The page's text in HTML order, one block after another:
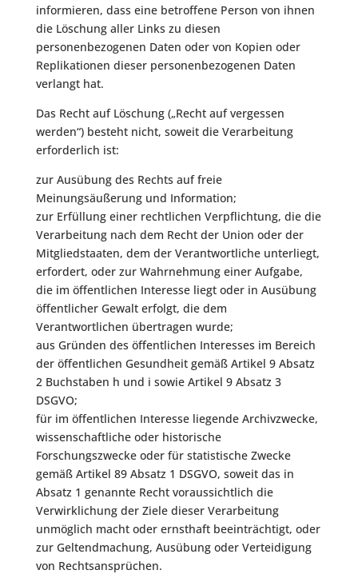
informieren, dass eine betroffene Person von ihnen
die Löschung aller Links zu diesen
personenbezogenen Daten oder von Kopien oder
Replikationen dieser personenbezogenen Daten
verlangt hat.
Das Recht auf Löschung („Recht auf vergessen
werden“) besteht nicht, soweit die Verarbeitung
erforderlich ist:
zur Ausübung des Rechts auf freie
Meinungsäußerung und Information;
zur Erfüllung einer rechtlichen Verpflichtung, die die
Verarbeitung nach dem Recht der Union oder der
Mitgliedstaaten, dem der Verantwortliche unterliegt,
erfordert, oder zur Wahrnehmung einer Aufgabe,
die im öffentlichen Interesse liegt oder in Ausübung
öffentlicher Gewalt erfolgt, die dem
Verantwortlichen übertragen wurde;
aus Gründen des öffentlichen Interesses im Bereich
der öffentlichen Gesundheit gemäß Artikel 9 Absatz
2 Buchstaben h und i sowie Artikel 9 Absatz 3
DSGVO;
für im öffentlichen Interesse liegende Archivzwecke,
wissenschaftliche oder historische
Forschungszwecke oder für statistische Zwecke
gemäß Artikel 89 Absatz 1 DSGVO, soweit das in
Absatz 1 genannte Recht voraussichtlich die
Verwirklichung der Ziele dieser Verarbeitung
unmöglich macht oder ernsthaft beeinträchtigt, oder
zur Geltendmachung, Ausübung oder Verteidigung
von Rechtsansprüchen.